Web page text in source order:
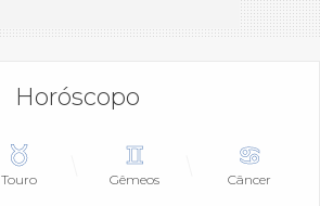
Horóscopo
Touro Gêmeos Câncer